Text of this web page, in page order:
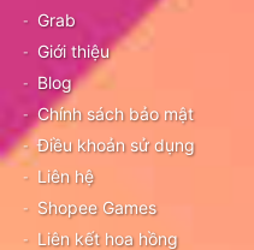
Grab
Giới thiệu
Blog
Chính sách bảo mật
Điều khoản sử dụng
Liên hệ
Shopee Games
Liên kết hoa hồng